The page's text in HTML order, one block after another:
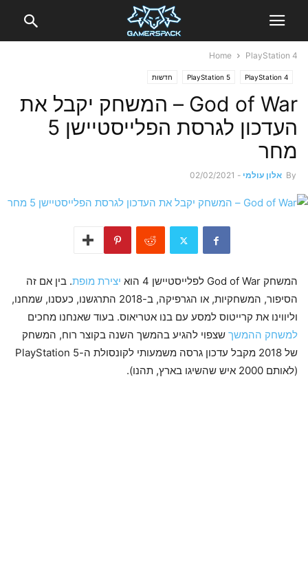
Home PlayStation 4
PlayStation 4
PlayStation 5 חדשות
God of War – המשחק יקבל את
העדכון לגרסת הפלייסטיישן 5
מחר
By אלון עולמי -
02/02/2021
המשחק God of War לפלייסטיישן 4 הוא יצירת מופת. בין אם זה
הסיפור, המשחקיות, או הגרפיקה, ב-2018 התרגשנו, כעסנו, שמחנו,
וליווינו את קרייטוס למסע עם בנו אטריאוס. בעוד שאנחנו מחכים
למשחק ההמשך שצפוי להגיע בהמשך השנה בקוצר רוח, המשחק
של 2018 מקבל עדכון גרסה משמעותי לקונסולת ה-PlayStation 5
(לאותם 2000 איש שהשיגו בארץ, תהנו).